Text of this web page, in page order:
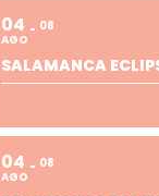
04
AGO
08
SALAMANCA
04
AGO
08